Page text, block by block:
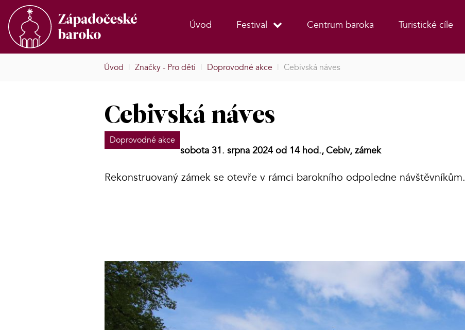
Úvod Festival Centrum baroka Turistické cíle
Úvod | Značky - Pro děti | Doprovodné akce | Cebivská náves
Cebivská náves
Doprovodné akce
sobota 31. srpna 2024 od 14 hod.,Cebiv, zámek
Rekonstruovaný zámek se otevře v rámci barokního odpoledne návštěvníkům.